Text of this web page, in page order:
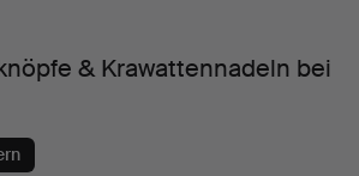
& Krawattennadeln bei